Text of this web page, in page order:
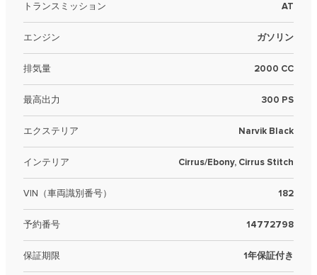
トランスミッション AT
エンジン ガソリン
排気量 2000 CC
最高出力 300 PS
エクステリア Narvik Black
インテリア Cirrus/Ebony, Cirrus Stitch
VIN（車両識別番号） 182
予約番号 14772798
保証期限 1年保証付き